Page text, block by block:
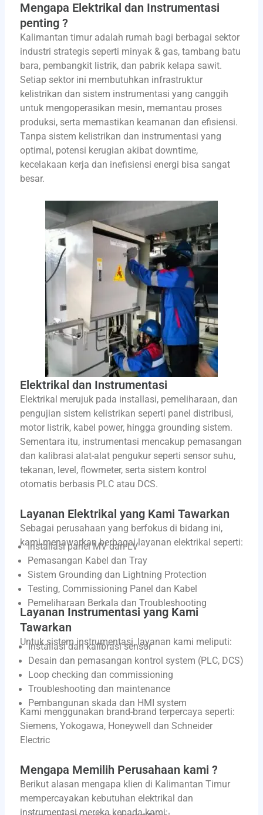
Mengapa Elektrikal dan Instrumentasi
penting ?
Kalimantan timur adalah rumah bagi berbagai sektor
industri strategis seperti minyak & gas, tambang batu
bara, pembangkit listrik, dan pabrik kelapa sawit.
Setiap sektor ini membutuhkan infrastruktur
kelistrikan dan sistem instrumentasi yang canggih
untuk mengoperasikan mesin, memantau proses
produksi, serta memastikan keamanan dan efisiensi.
Tanpa sistem kelistrikan dan instrumentasi yang
optimal, potensi kerugian akibat downtime,
kecelakaan kerja dan inefisiensi energi bisa sangat
besar.
Elektrikal dan Instrumentasi
Elektrikal merujuk pada installasi, pemeliharaan, dan
pengujian sistem kelistrikan seperti panel distribusi,
motor listrik, kabel power, hingga grounding sistem.
Sementara itu, instrumentasi mencakup pemasangan
dan kalibrasi alat-alat pengukur seperti sensor suhu,
tekanan, level, flowmeter, serta sistem kontrol
otomatis berbasis PLC atau DCS.
Layanan Elektrikal yang Kami Tawarkan
Sebagai perusahaan yang berfokus di bidang ini,
kami menawarkan berbagai layanan elektrikal seperti:
Installasi panel MV dan LV
Pemasangan Kabel dan Tray
Sistem Grounding dan Lightning Protection
Testing, Commissioning Panel dan Kabel
Pemeliharaan Berkala dan Troubleshooting
Layanan Instrumentasi yang Kami
Tawarkan
Untuk sistem instrumentasi, layanan kami meliputi:
Installasi dan kalibrasi sensor
Desain dan pemasangan kontrol system (PLC, DCS)
Loop checking dan commissioning
Troubleshooting dan maintenance
Pembangunan skada dan HMI system
Kami menggunakan brand-brand terpercaya seperti:
Siemens, Yokogawa, Honeywell dan Schneider
Electric
Mengapa Memilih Perusahaan kami ?
Berikut alasan mengapa klien di Kalimantan Timur
mempercayakan kebutuhan elektrikal dan
instrumentasi mereka kepada kami: